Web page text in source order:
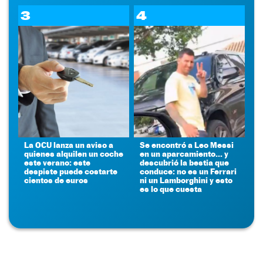
3
La OCU lanza un aviso a
quienes alquilen un coche
este verano: este
despiste puede costarte
cientos de euros
4
Se encontró a Leo Messi
en un aparcamiento... y
descubrió la bestia que
conduce: no es un Ferrari
ni un Lamborghini y esto
es lo que cuesta